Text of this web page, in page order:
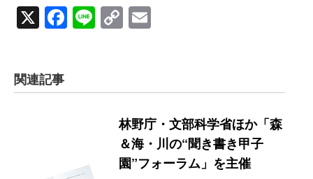
X Facebook
LineCopy
関連記事
林野庁・文部科学省ほか「森
＆海・川の“聞き書き甲子
園”フォーラム」を主催